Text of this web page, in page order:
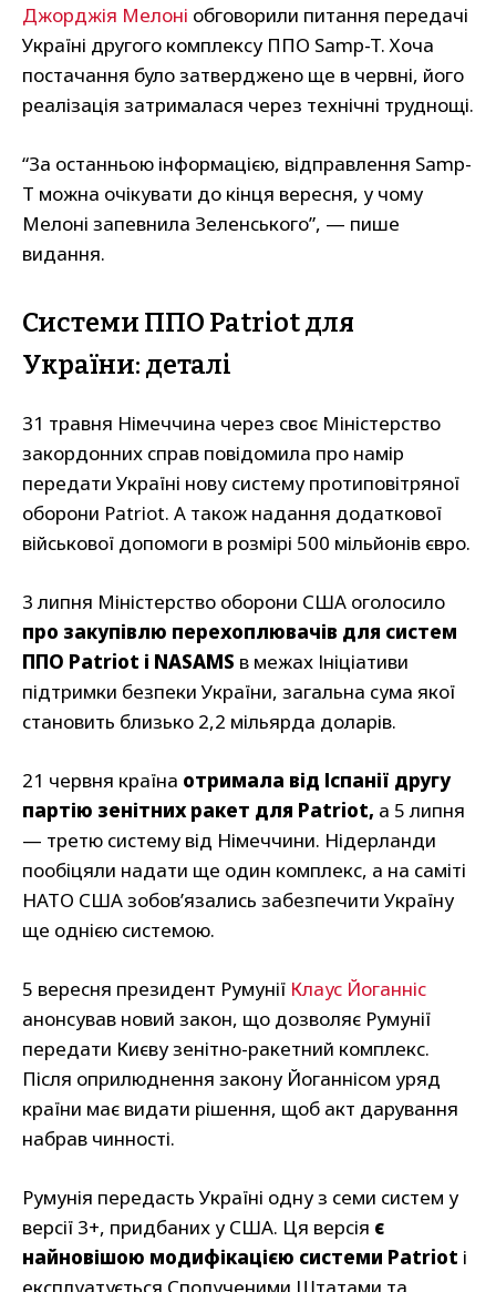
Джорджія Мелоні обговорили питання передачі
Україні другого комплексу ППО Samp-T. Хоча
постачання було затверджено ще в червні, його
реалізація затрималася через технічні труднощі.
“За останньою інформацією, відправлення Samp-
T можна очікувати до кінця вересня, у чому
Мелоні запевнила Зеленського”, — пише
видання.
Системи ППО Patriot для
України: деталі
31 травня Німеччина через своє Міністерство
закордонних справ повідомила про намір
передати Україні нову систему протиповітряної
оборони Patriot. А також надання додаткової
військової допомоги в розмірі 500 мільйонів євро.
3 липня Міністерство оборони США оголосило
про закупівлю перехоплювачів для систем
ППО Patriot і NASAMS в межах Ініціативи
підтримки безпеки України, загальна сума якої
становить близько 2,2 мільярда доларів.
21 червня країна отримала від Іспанії другу
партію зенітних ракет для Patriot, а 5 липня
— третю систему від Німеччини. Нідерланди
пообіцяли надати ще один комплекс, а на саміті
НАТО США зобов’язались забезпечити Україну
ще однією системою.
5 вересня президент Румунії Клаус Йоганніс
анонсував новий закон, що дозволяє Румунії
передати Києву зенітно-ракетний комплекс.
Після оприлюднення закону Йоганнісом уряд
країни має видати рішення, щоб акт дарування
набрав чинності.
Румунія передасть Україні одну з семи систем у
версії 3+, придбаних у США. Ця версія є
найновішою модифікацією системи Patriot і